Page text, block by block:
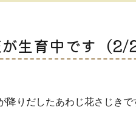
生育中です（2/
降りだしたあわじ花さじきで